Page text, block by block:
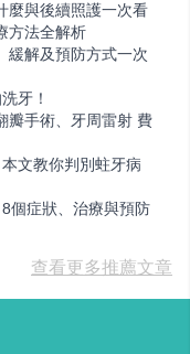
麼與後續照護一次看
方法全解析
緩解及預防方式一次
牙！
瓣手術、牙周雷射 費
文教你判別蛀牙病
個症狀、治療與預防
查看更多推薦文章